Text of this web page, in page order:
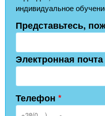
индивидуальное
Представьтесь,
Электронная почта
Телефон *